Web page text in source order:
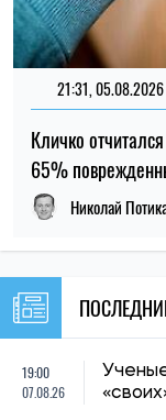
21:31, 05.08.2026
Кличко
65%
Николай
19:00
07.08.26